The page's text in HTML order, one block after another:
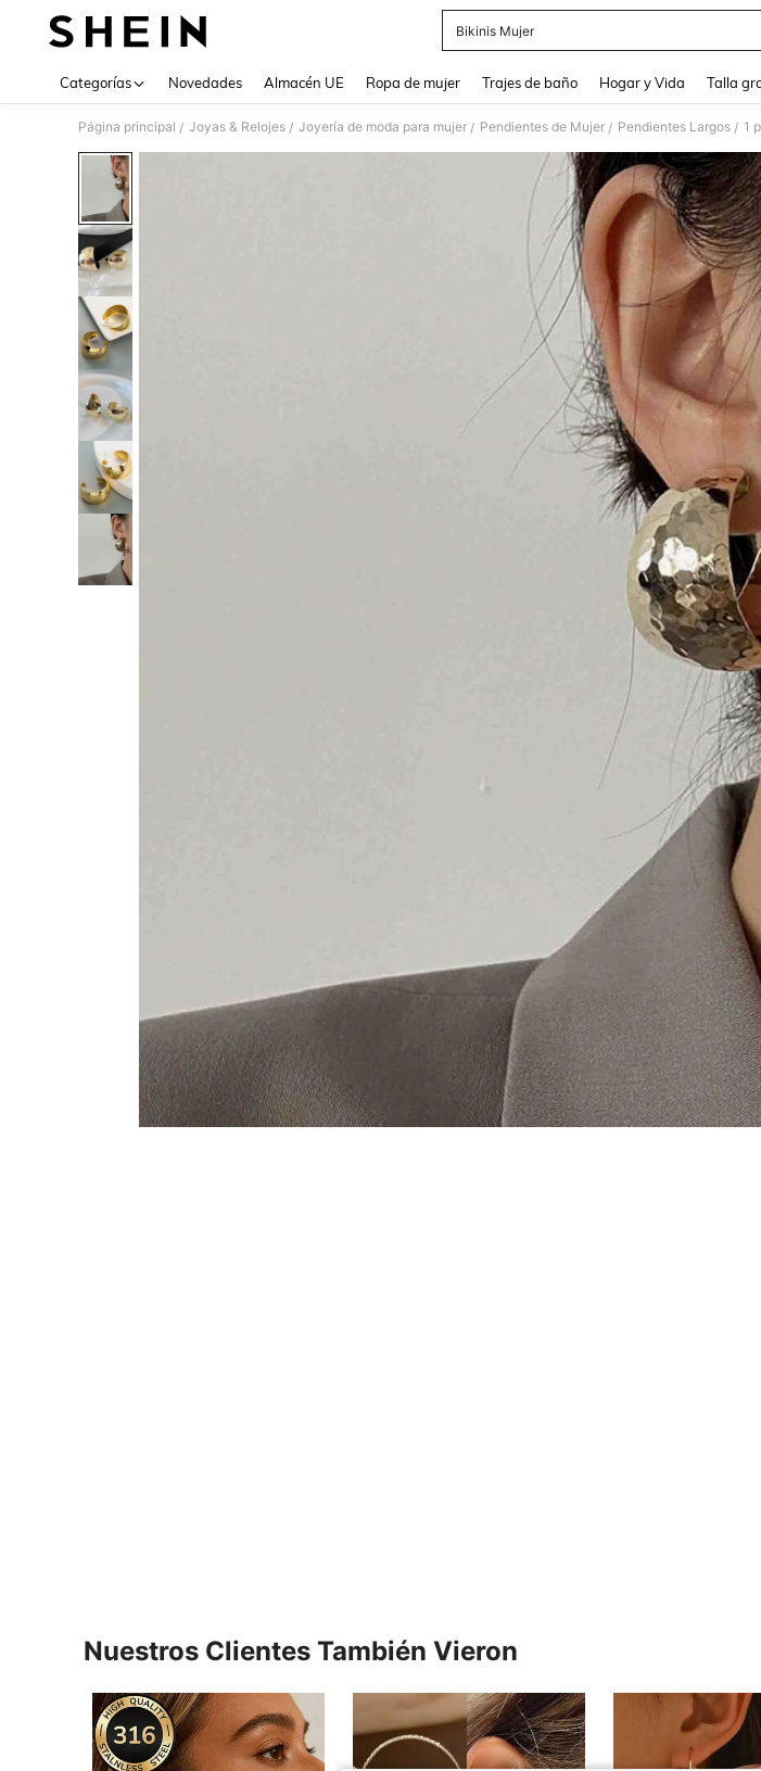
Bikinis Mujer
Categorías Novedades Almacén UE Ropa de mujer Trajes de baño Hogar y Vida Talla
Página principal / Joyas & Relojes / Joyería de moda para mujer / Pendientes de Mujer / Pendientes Largos / 1
Nuestros Clientes También Vieron